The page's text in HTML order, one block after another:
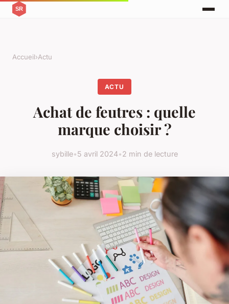
Accueil›Actu
ACTU
Achat de feutres : quelle
marque choisir ?
sybille•5 avril 2024•2 min de lecture